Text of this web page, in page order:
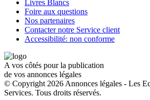
Livres Blancs
Foire aux questions
Nos partenaires
Contacter notre Service client
Accessibilité: non conforme
A vos côtés pour la publication
de vos annonces légales
© Copyright 2026 Annonces légales - Les
Services. Tous droits réservés.